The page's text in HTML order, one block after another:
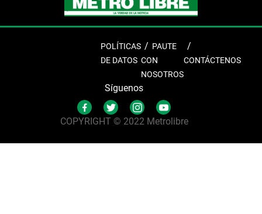
POLÍTICAS
DE DATOS
PAUTE
CON
NOSOTROS
CONTÁCTENOS
Síguenos
COPYRIGHT © 2022 Metrolibre